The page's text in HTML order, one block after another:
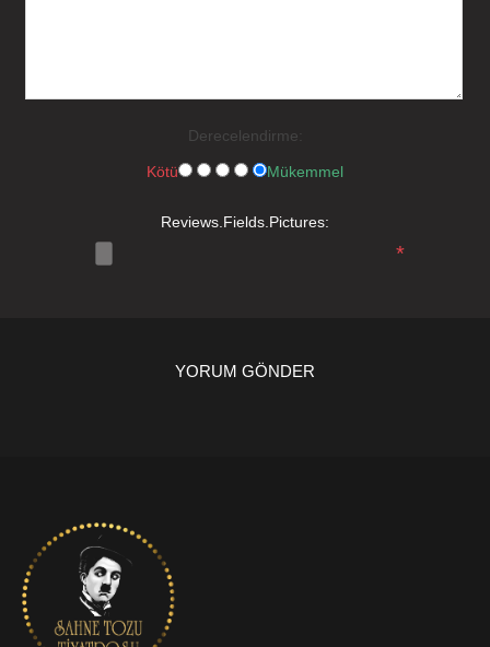
Derecelendirme:
Kötü Mükemmel
Reviews.Fields.Pictures:
*
YORUM GÖNDER